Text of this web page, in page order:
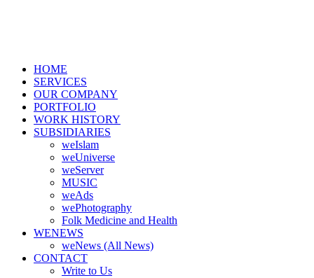
HOME
SERVICES
OUR COMPANY
PORTFOLIO
WORK HISTORY
SUBSIDIARIES
weIslam
weUniverse
weServer
MUSIC
weAds
wePhotography
Folk Medicine and Health
WENEWS
weNews (All News)
CONTACT
Write to Us